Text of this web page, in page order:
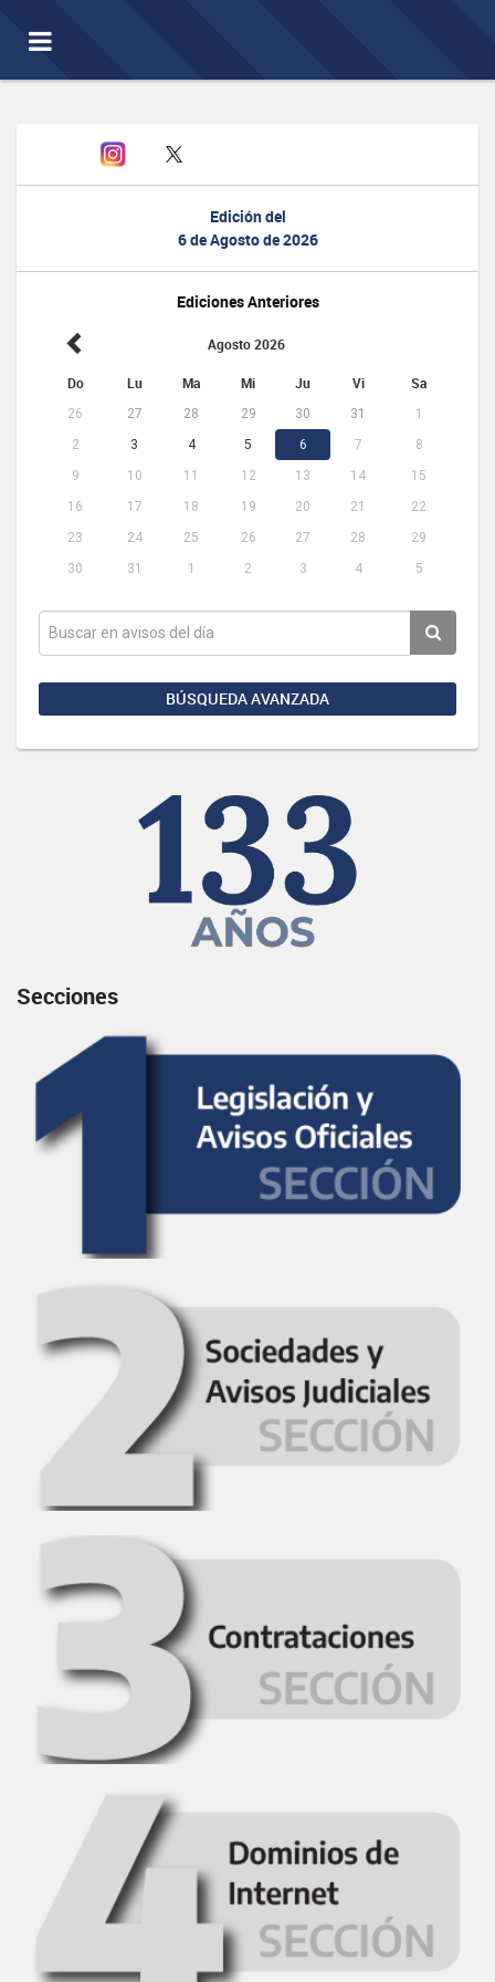
Toggle
navigation
Edición del
6 de Agosto de 2026
Ediciones Anteriores
Agosto 2026
Do Lu Ma Mi Ju Vi Sa
26 27 28 29 30 31
1
2
3 4 5 6 7
8
9
10 11 12 13 14
15
16
17 18 19 20 21
22
23
24 25 26 27 28
29
30
31 1 2 3 4 5
BÚSQUEDA AVANZADA
Secciones